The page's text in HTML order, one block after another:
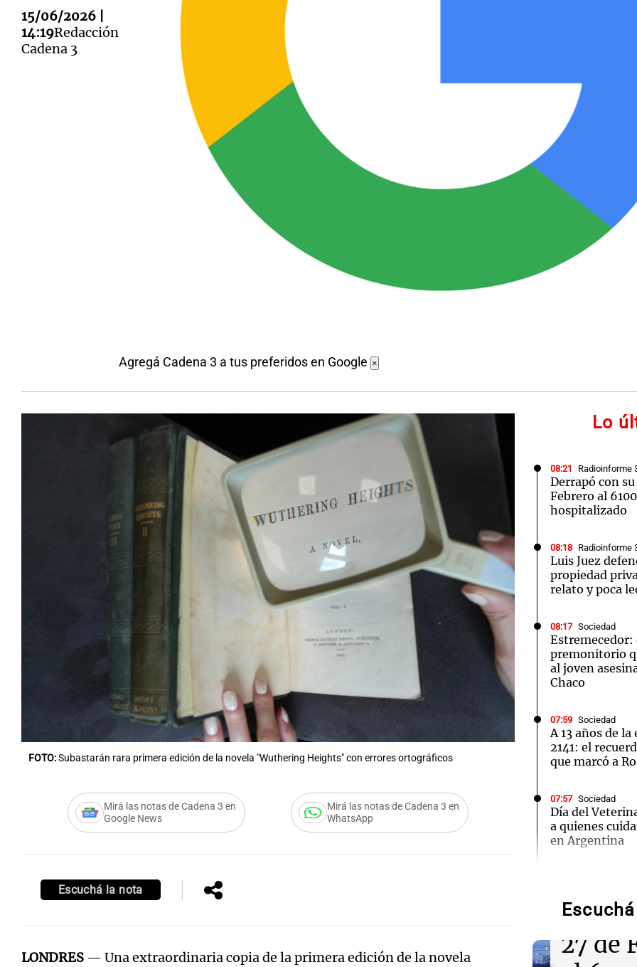
15/06/2026 |
14:19Redacción
Cadena 3
Agregá Cadena 3 a tus preferidos en Google ×
FOTO:Subastarán rara primera edición de la novela "Wuthering Heights" con errores ortográficos
Mirá las notas de Cadena 3 en
Google News
Mirá las notas de Cadena 3 en
WhatsApp
Escuchá la nota
LONDRES — Una extraordinaria copia de la primera edición de la novela
Lo
08:21 Radioinforme
Derrapó con
Febrero al
hospitalizado
08:18 Radioinforme
Luis Juez
propiedad
relato y poca
08:17 Sociedad
Estremecedor:
premonitorio
al joven
Chaco
07:59 Sociedad
A 13 años de
2141: el
que marcó a
07:57 Sociedad
Día del
a quienes
en Argentina
cuestionó
"No la evaluó
Sociedad
con
27 de
Audio.